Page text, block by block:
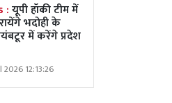
:यूपी हॉकी टीम में
भदोही के
में करेंगे प्रदेश
2026 12:13:26